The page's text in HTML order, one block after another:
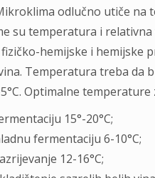
odlučno utiče na
su temperatura i
hemijske i hemijske
Temperatura treba da
Optimalne
15°-20°C;
fermentaciju 6-10°C;
12-16°C;